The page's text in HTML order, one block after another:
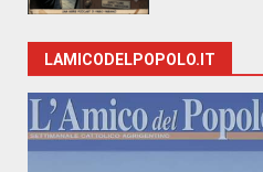
LAMICODELPOPOLO.IT